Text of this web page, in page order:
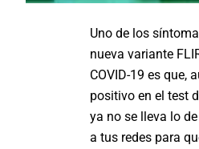
Uno de los
nueva variante
COVID-19 es que,
positivo en el test
ya no se lleva lo
a tus redes para